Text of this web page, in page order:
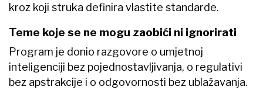
kroz koji struka definira vlastite standarde.
Teme koje se ne mogu zaobići ni ignorirati
Program je donio razgovore o umjetnoj
inteligenciji bez pojednostavljivanja, o regulativi
bez apstrakcije i o odgovornosti bez ublažavanja.